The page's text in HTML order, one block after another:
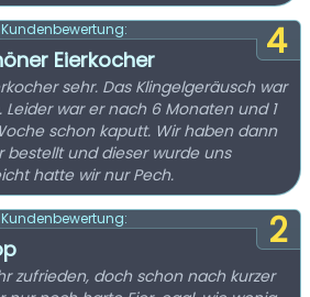
4
Kundenbewertung:
Eierkocher
sehr. Das Klingelgeräusch war
war er nach 6 Monaten und 1
schon kaputt. Wir haben dann
bestellt und dieser wurde uns
hatte wir nur Pech.
2
Kundenbewertung:
zufrieden, doch schon nach kurzer